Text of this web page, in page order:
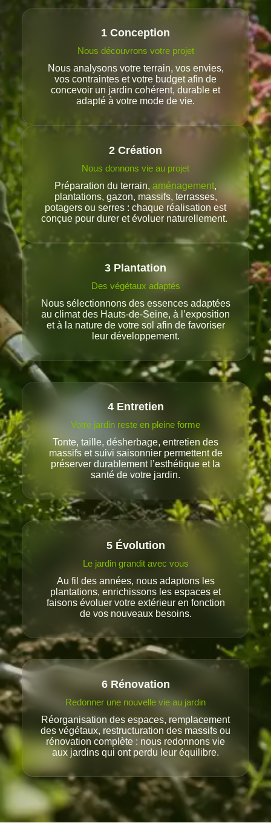
1 Conception
Nous découvrons votre projet
Nous analysons votre terrain, vos envies,
vos contraintes et votre budget afin de
concevoir un jardin cohérent, durable et
adapté à votre mode de vie.
2 Création
Nous donnons vie au projet
Préparation du terrain, aménagement,
plantations, gazon, massifs, terrasses,
potagers ou serres : chaque réalisation est
conçue pour durer et évoluer naturellement.
3 Plantation
Des végétaux adaptés
Nous sélectionnons des essences adaptées
au climat des Hauts-de-Seine, à l’exposition
et à la nature de votre sol afin de favoriser
leur développement.
4 Entretien
Votre jardin reste en pleine forme
Tonte, taille, désherbage, entretien des
massifs et suivi saisonnier permettent de
préserver durablement l’esthétique et la
santé de votre jardin.
5 Évolution
Le jardin grandit avec vous
Au fil des années, nous adaptons les
plantations, enrichissons les espaces et
faisons évoluer votre extérieur en fonction
de vos nouveaux besoins.
6 Rénovation
Redonner une nouvelle vie au jardin
Réorganisation des espaces, remplacement
des végétaux, restructuration des massifs ou
rénovation complète : nous redonnons vie
aux jardins qui ont perdu leur équilibre.